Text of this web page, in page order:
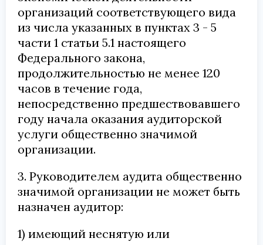
организаций соответствующего вида
из числа указанных в пунктах 3 - 5
части 1 статьи 5.1 настоящего
Федерального закона,
продолжительностью не менее 120
часов в течение года,
непосредственно предшествовавшего
году начала оказания аудиторской
услуги общественно значимой
организации.
3. Руководителем аудита общественно
значимой организации не может быть
назначен аудитор:
1) имеющий неснятую или